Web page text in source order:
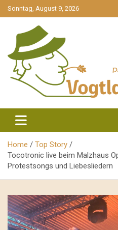
gehe
zum
Sonntag, August 9, 2026
Home
Top Story
Tocotronic live beim Malzhaus
Protestsongs und Liebesliedern